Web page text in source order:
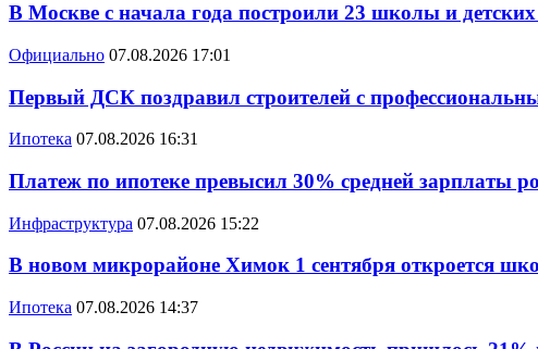
В Москве с начала года построили 23 школы и детских
Официально 07.08.2026 17:01
Первый ДСК поздравил строителей с
Ипотека 07.08.2026 16:31
Платеж по ипотеке превысил 30% средней зарплаты
Инфраструктура 07.08.2026 15:22
В новом микрорайоне Химок 1 сентября откроется
Ипотека 07.08.2026 14:37